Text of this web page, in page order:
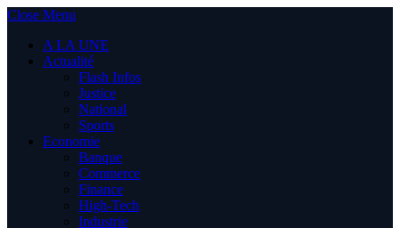
Close Menu
A LA UNE
Actualité
Flash Infos
Justice
National
Sports
Economie
Banque
Commerce
Finance
High-Tech
Industrie